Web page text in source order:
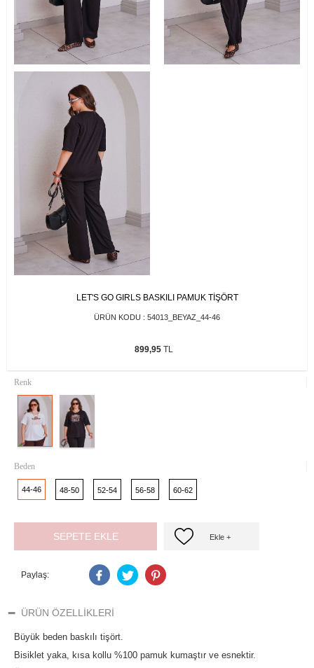
LET'S GO GIRLS BASKILI PAMUK TİŞÖRT
ÜRÜN KODU : 54013_BEYAZ_44-46
899,95TL
Renk
Beden
44-46 48-50 52-54 56-58 60-62
SEPETE EKLE Ekle +
Paylaş:
ÜRÜN ÖZELLIKLERI
Büyük beden baskılı tişört.
Bisiklet yaka, kısa kollu %100 pamuk kumaştır ve esnektir.